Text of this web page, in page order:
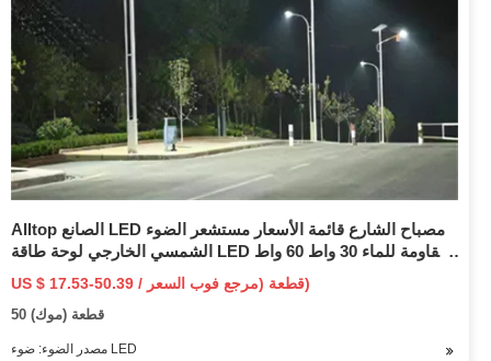
Alltop الصانع LED مصباح الشارع قائمة الأسعار مستشعر الضوء
الشمسي الخارجي لوحة طاقة LED مقاومة للماء 30 واط 60 واط
US $ 17.53-50.39 / قطعة (مرجع فوب السعر)
50 قطعة (موك)
مصدر الضوء: ضوء LED